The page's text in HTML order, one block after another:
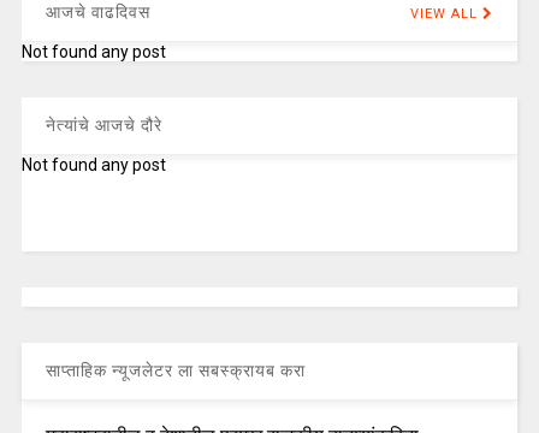
आजचे वाढदिवस VIEW ALL
Not found any post
नेत्यांचे आजचे दौरे
Not found any post
साप्ताहिक न्यूजलेटर ला सबस्क्रायब करा